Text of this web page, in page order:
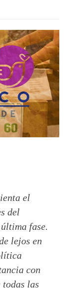
el
del
fase.
lejos en
con
todas las